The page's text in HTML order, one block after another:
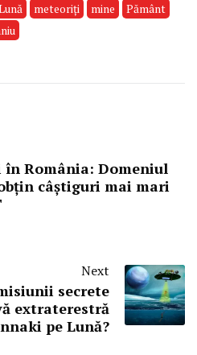
meteoriţi mine
Pământ
în România: Domeniul
câștiguri mai mari
Next
secrete
extraterestră
pe Lună?